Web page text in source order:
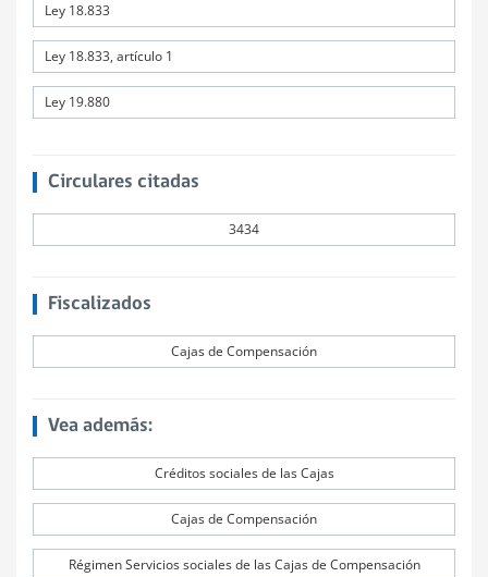
Ley 18.833
Ley 18.833, artículo 1
Ley 19.880
Circulares citadas
3434
Fiscalizados
Cajas de Compensación
Vea además:
Créditos sociales de las Cajas
Cajas de Compensación
Régimen Servicios sociales de las Cajas de Compensación